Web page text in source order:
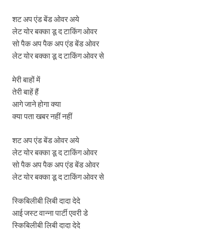
शट अप एंड बेंड ओवर अये
लेट योर बक्का डू द टाकिंग ओवर
सो पैक अप पैक अप एंड बेंड ओवर
लेट योर बक्का डू द टाकिंग ओवर से
मेरी बाहों में
तेरी बाहें हैं
आगे जाने होगा क्या
क्या पता खबर नहीं नहीं
शट अप एंड बेंड ओवर अये
लेट योर बक्का डू द टाकिंग ओवर
सो पैक अप पैक अप एंड बेंड ओवर
लेट योर बक्का डू द टाकिंग ओवर से
स्किबिलीबी लिबी दादा देदे
आई जस्ट वान्ना पार्टी एवरी डे
स्किबिलीबी लिबी दादा देदे